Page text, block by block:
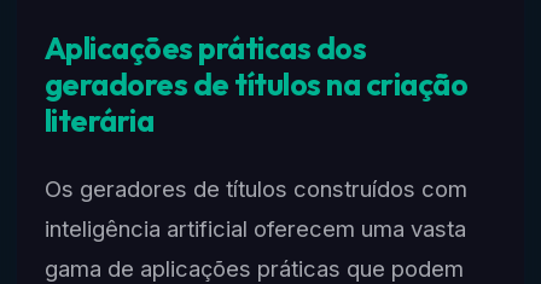
Aplicações práticas dos
geradores de títulos na criação
literária
Os geradores de títulos construídos com
inteligência artificial oferecem uma vasta
gama de aplicações práticas que podem